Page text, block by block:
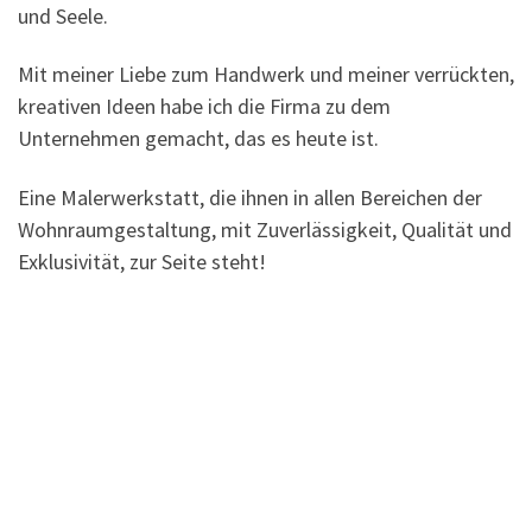
und Seele.
Mit meiner Liebe zum Handwerk und meiner verrückten,
kreativen Ideen habe ich die Firma zu dem
Unternehmen gemacht, das es heute ist.
Eine Malerwerkstatt, die ihnen in allen Bereichen der
Wohnraumgestaltung, mit Zuverlässigkeit, Qualität und
Exklusivität, zur Seite steht!